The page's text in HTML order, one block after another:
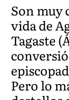
Son muy
vida de
Tagaste
Pero lo